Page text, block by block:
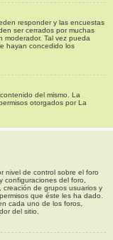
responder y las encuestas
ser cerrados por muchas
moderador. Tal vez pueda
hayan concedido los
del mismo. La
otorgados por La
nivel de control sobre el foro
del foro,
de grupos usuarios y
que éste les ha dado.
cada uno de los foros,
del sitio.